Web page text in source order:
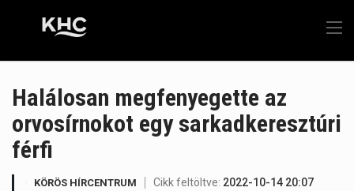
Halálosan megfenyegette az
orvosírnokot egy sarkadkeresztúri
férfi
KÖRÖS HÍRCENTRUM Cikk feltöltve: 2022-10-14 20:07